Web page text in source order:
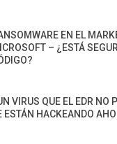
EN EL
– ¿ESTÁ
VIRUS QUE EL EDR NO
ESTÁN HACKEANDO